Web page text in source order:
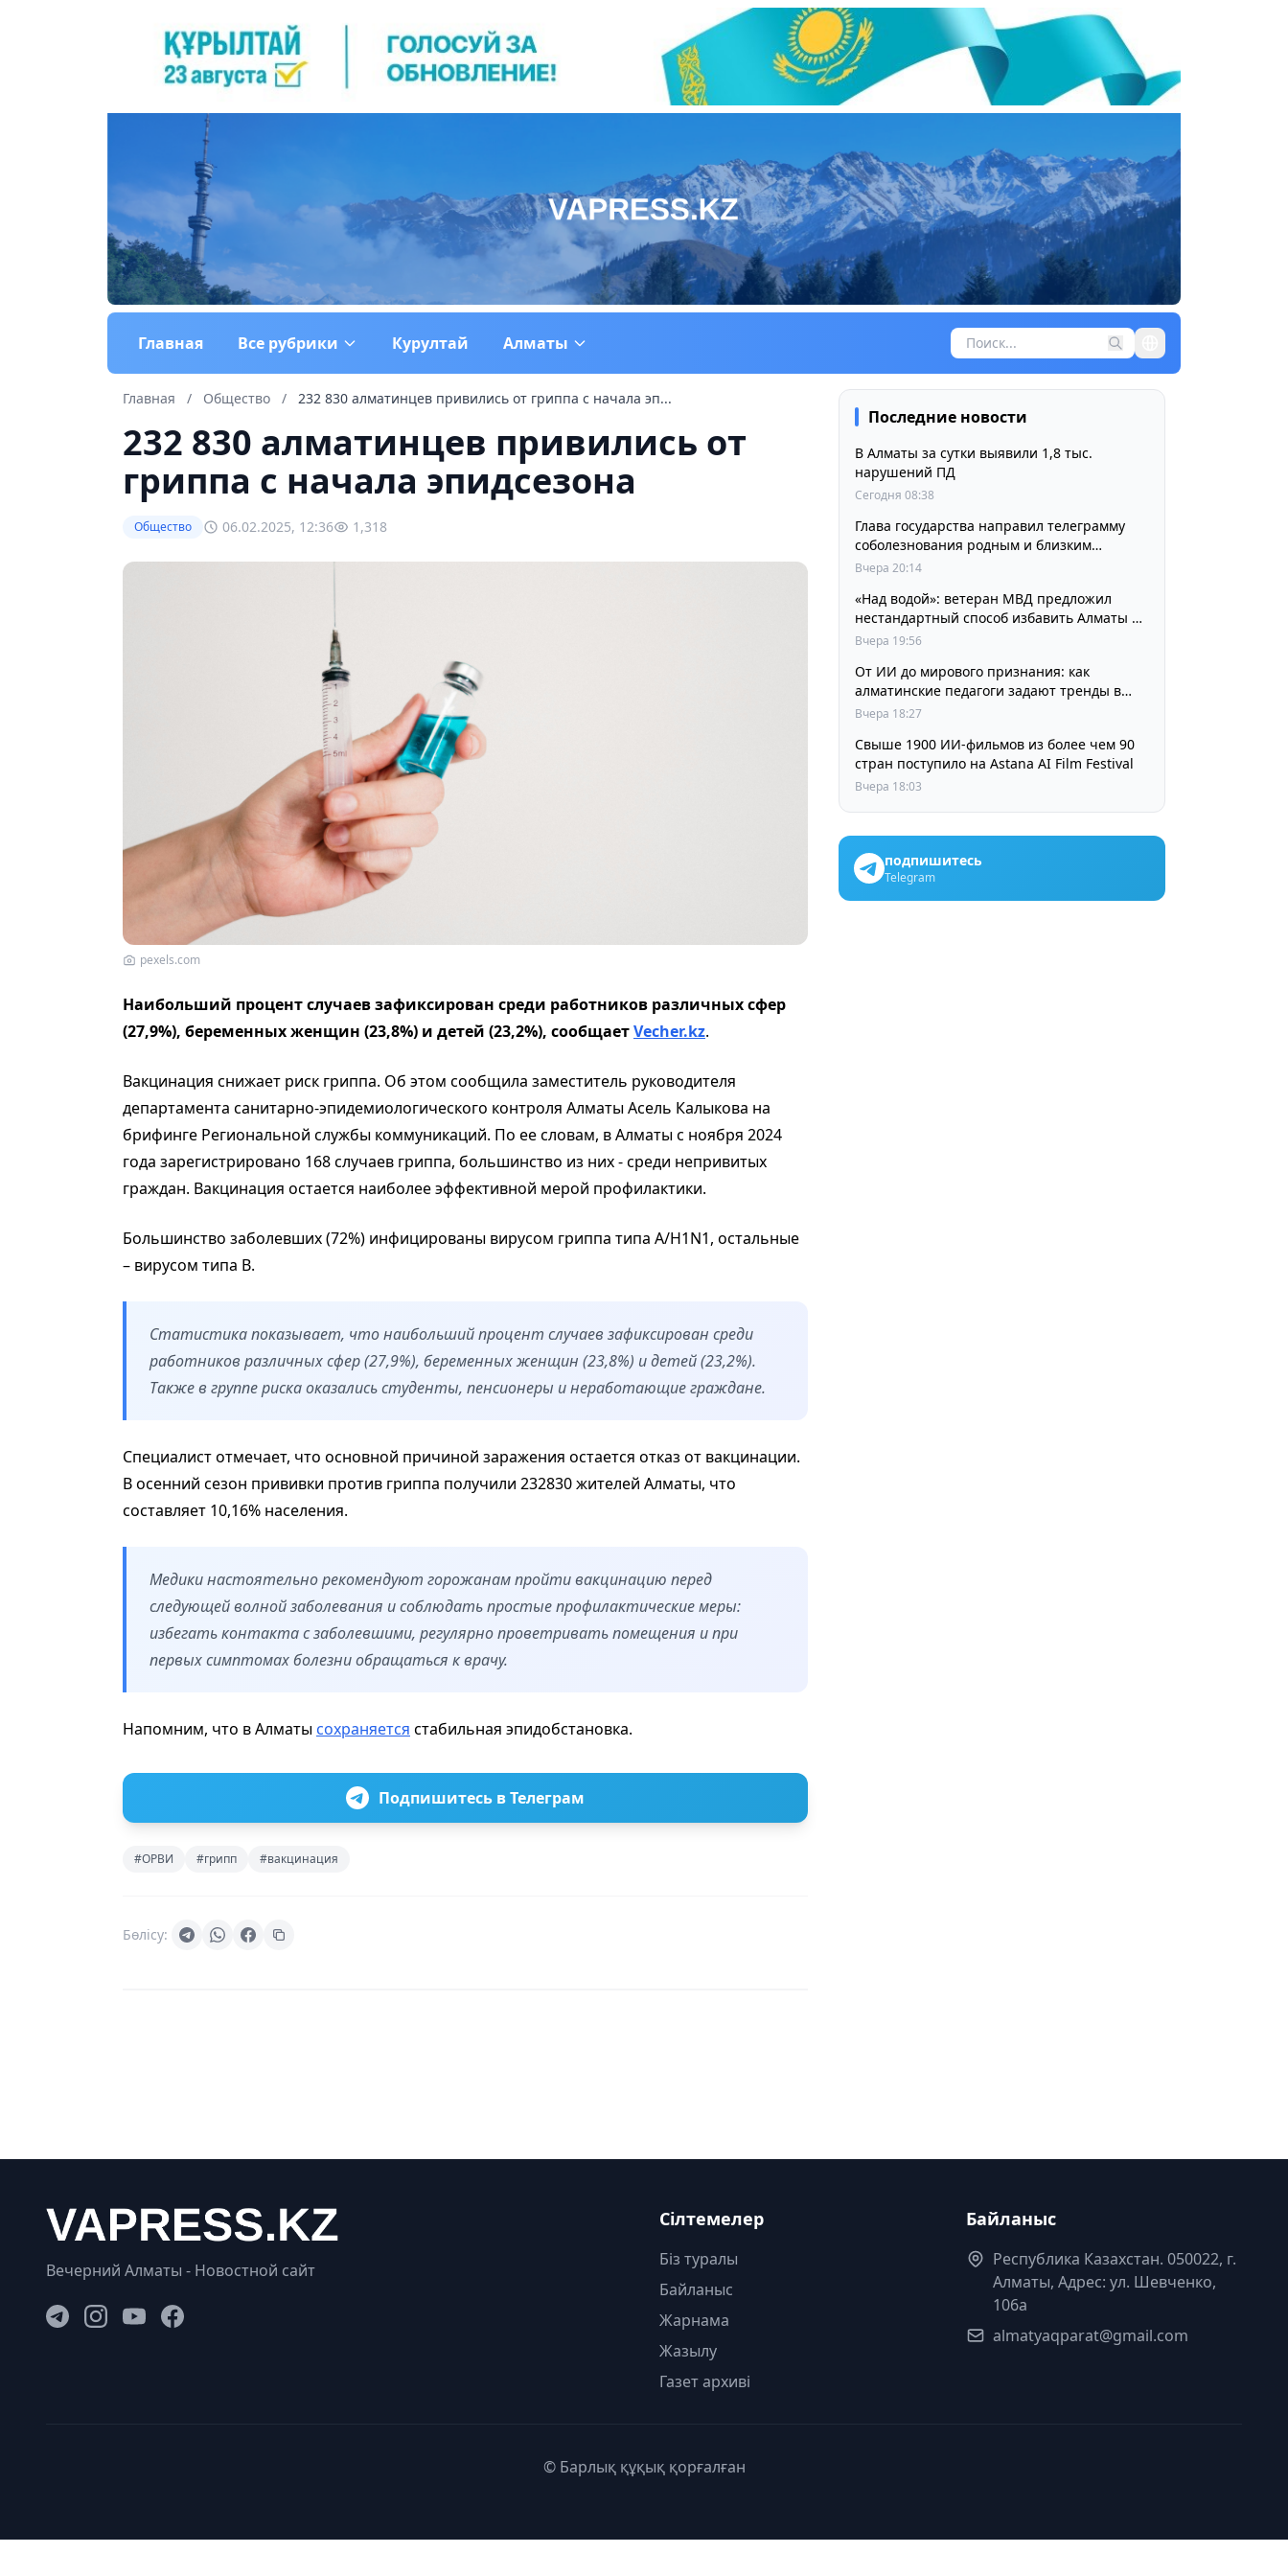
Главная Все рубрики Курултай Алматы
Главная / Общество / 232 830 алматинцев привились от гриппа с начала эп...
232 830 алматинцев привились от
гриппа с начала эпидсезона
Общество 06.02.2025, 12:36 1,318
pexels.com
Наибольший процент случаев зафиксирован среди работников различных сфер
(27,9%), беременных женщин (23,8%) и детей (23,2%), сообщаетVecher.kz.
Вакцинация снижает риск гриппа. Об этом сообщила заместитель руководителя
департамента санитарно-эпидемиологического контроля Алматы Асель Калыкова на
брифинге Региональной службы коммуникаций. По ее словам, в Алматы с ноября 2024
года зарегистрировано 168 случаев гриппа, большинство из них - среди непривитых
граждан. Вакцинация остается наиболее эффективной мерой профилактики.
Большинство заболевших (72%) инфицированы вирусом гриппа типа A/H1N1, остальные
– вирусом типа B.
Статистика показывает, что наибольший процент случаев зафиксирован среди
работников различных сфер (27,9%), беременных женщин (23,8%) и детей (23,2%).
Также в группе риска оказались студенты, пенсионеры и неработающие граждане.
Специалист отмечает, что основной причиной заражения остается отказ от вакцинации.
В осенний сезон прививки против гриппа получили 232830 жителей Алматы, что
составляет 10,16% населения.
Медики настоятельно рекомендуют горожанам пройти вакцинацию перед
следующей волной заболевания и соблюдать простые профилактические меры:
избегать контакта с заболевшими, регулярно проветривать помещения и при
первых симптомах болезни обращаться к врачу.
Напомним, что в Алматы сохраняется стабильная эпидобстановка.
Подпишитесь в Телеграм
#ОРВИ #грипп #вакцинация
Бөлісу:
Последние новости
В Алматы за сутки выявили 1,8 тыс.
нарушений ПД
Сегодня 08:38
Глава государства направил телеграмму
соболезнования родным и близким
выдающегося кинорежиссера Ардака
Вчера 20:14
«Над водой»: ветеран МВД предложил
нестандартный способ избавить Алматы от
пробок и смога
Вчера 19:56
От ИИ до мирового признания: как
алматинские педагоги задают тренды в
изучении языков
Вчера 18:27
Свыше 1900 ИИ-фильмов из более чем 90
стран поступило на Astana AI Film Festival
Вчера 18:03
подпишитесь
Telegram
Вечерний Алматы - Новостной сайт
Сілтемелер
Біз туралы
Байланыс
Жарнама
Жазылу
Газет архиві
Байланыс
Республика Казахстан. 050022, г.
Алматы, Адрес: ул. Шевченко,
106а
almatyaqparat@gmail.com
© Барлық құқық қорғалған